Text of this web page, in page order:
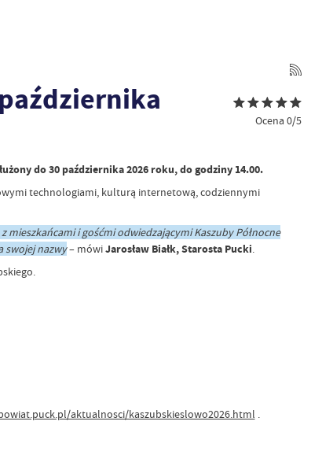
Ocena 0/5
do 30 października 2026 roku, do godziny 14.00.
technologiami, kulturą internetową, codziennymi
i gośćmi odwiedzającymi Kaszuby Północne
swojej nazwy– mówiJarosław Białk, Starosta Pucki.
aktualnosci/kaszubskieslowo2026.html .